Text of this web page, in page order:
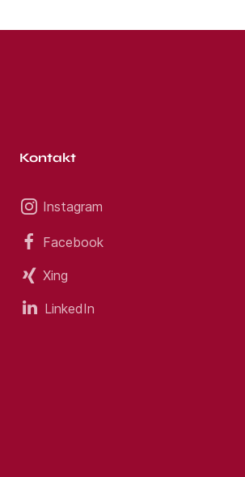
Kontakt
Instagram
Facebook
Xing
LinkedIn